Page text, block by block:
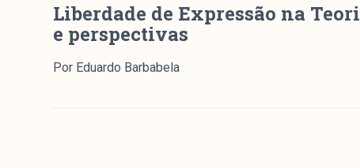
Liberdade de Expressão na
e perspectivas
Por Eduardo Barbabela